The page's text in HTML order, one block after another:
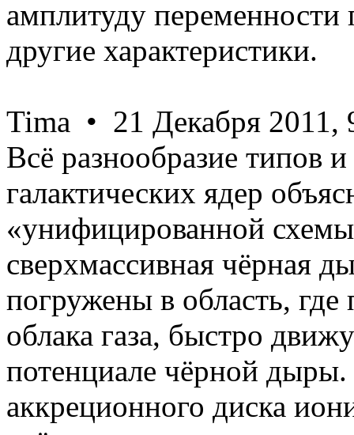
амплитуду переменности
другие характеристики.
Tima • 21 Декабря 2011,
Всё разнообразие типов
галактических ядер
«унифицированной
сверхмассивная чёрная
погружены в область,
облака газа, быстро
потенциале чёрной
аккреционного диска